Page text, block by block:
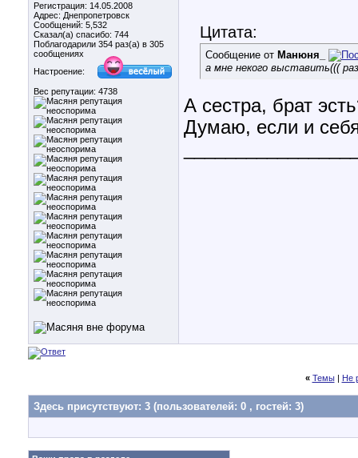
Регистрация: 14.05.2008
Адрес: Днепропетровск
Сообщений: 5,532
Сказал(а) спасибо: 744
Поблагодарили 354 раз(а) в 305
сообщениях
Настроение:
Вес репутации: 4738
Цитата:
Сообщение от Манюня_
а мне некого выставить(((
А сестра, брат
Думаю, если и
« Темы| Не
Здесь присутствуют: 3 (пользователей: 0 , гостей: 3)